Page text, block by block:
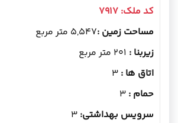
کد ملک:
مساحت زمین :5,547 متر مربع
زیربنا : 201 متر مربع
اتاق ها : 3
حمام : 3
سرویس بهداشتی: 3